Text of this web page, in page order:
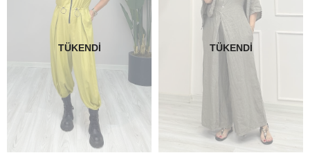
TÜKENDI TÜKENDI